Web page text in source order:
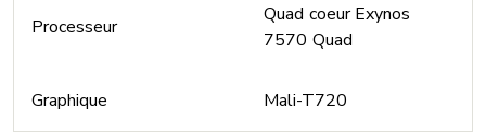
Processeur
Quad coeur Exynos
7570 Quad
Graphique Mali-T720